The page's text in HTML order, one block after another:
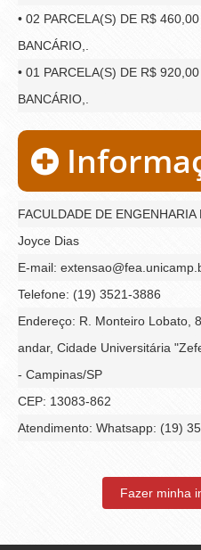
• 02 PARCELA(S) DE R$
BANCÁRIO,.
• 01 PARCELA(S) DE R$
BANCÁRIO,.
FACULDADE DE
Joyce Dias
E-mail:
Telefone: (19) 3521-3886
Endereço: R. Monteiro Lobato,
andar, Cidade Universitária
- Campinas/SP
CEP: 13083-862
Atendimento: Whatsapp: (19)
Fazer minha